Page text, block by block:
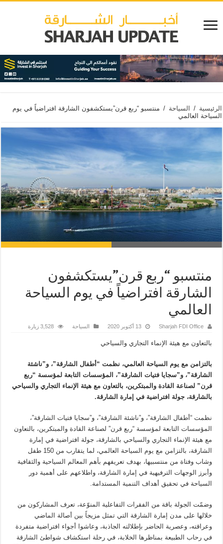
الرئيسية / السياحة / منتسبو “ربع قرن”يستكشفون الشارقة افتراضياً في يوم
السياحة العالمي
منتسبو “ربع قرن”يستكشفون
الشارقة افتراضياً في يوم السياحة
العالمي
Sharjah FDI Office 13 أكتوبر 2020 السياحة 3,528 زيارة
بالتعاون مع هيئة الإنماء التجاري والسياحي
بالتزامن مع يوم السياحة العالمي، نظمت “أطفال الشارقة”، و”ناشئة
الشارقة”، و”سجايا فتيات الشارقة”، المؤسسات التابعة لمؤسسة “ربع
قرن” لصناعة القادة والمبتكرين، بالتعاون مع هيئة الإنماء التجاري والسياحي
بالشارقة، جولة افتراضية في إمارة الشارقة.
نظمت “أطفال الشارقة”، و”ناشئة الشارقة”، و”سجايا فتيات الشارقة”،
المؤسسات التابعة لمؤسسة “ربع قرن” لصناعة القادة والمبتكرين، بالتعاون
مع هيئة الإنماء التجاري والسياحي بالشارقة، جولة افتراضية في إمارة
الشارقة، بالتزامن مع يوم السياحة العالمي، لما يتقارب من 150 طفل
وشاب وفتاة من منتسبيها، بهدف تعريفهم بأهم المعالم السياحية والثقافية
وأبرز الوجهات الترفيهية في إمارة الشارقة، واطلاعهم على أهمية دور
السياحة في تحقيق أهداف التنمية المستدامة.
وضمّت الجولة باقة من الفقرات التفاعلية المنوّعة، تعرف المشاركون من
خلالها على مدن إمارة الشارقة التي تمثل مزيجاً بين أصالة الماضي
وعراقته، وعصرية الحاضر بإطلالته الجاذبة، وعاشوا أجواء افتراضية متفردة
في رحاب الطبيعة بمناظرها الخلابة، في رحلة استكشاف شواطئ الشارقة